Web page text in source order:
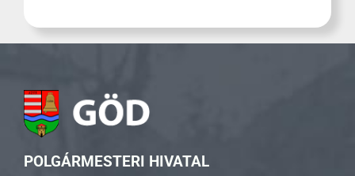
POLGÁRMESTERI HIVATAL